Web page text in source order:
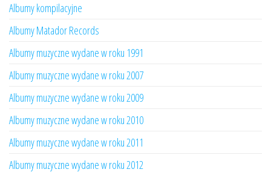
Albumy kompilacyjne
Albumy Matador Records
Albumy muzyczne wydane w roku 1991
Albumy muzyczne wydane w roku 2007
Albumy muzyczne wydane w roku 2009
Albumy muzyczne wydane w roku 2010
Albumy muzyczne wydane w roku 2011
Albumy muzyczne wydane w roku 2012